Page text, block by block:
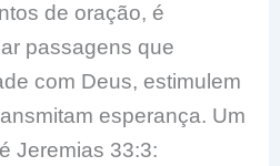
de oração, é
passagens que
com Deus, estimulem
esperança. Um
Jeremias 33:3: